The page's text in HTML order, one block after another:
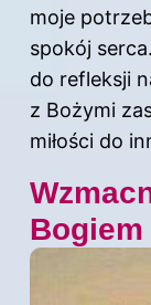
moje
spokój
do refleksji
z Bożymi
miłości do
Bogiem